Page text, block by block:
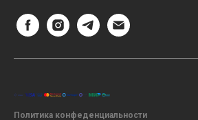
Политика конфеденциальности